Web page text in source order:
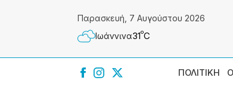
Παρασκευή, 7 Αυγούστου 2026
Ιωάννɩνα31ºC
ΠΟΛΙΤΙΚΗ